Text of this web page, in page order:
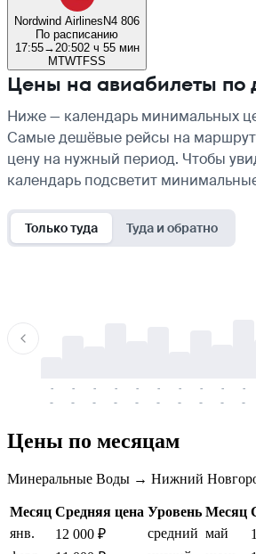
Nordwind AirlinesN4 806
По расписанию
17:55→ 20:502 ч 55 мин
MTWTFSS
Цены на авиабилеты
Ниже — календарь минимальных
Самые дешёвые рейсы на
цену на нужный период. Чтобы
календарь подсветит
Только туда Туда и обратно
-
-
-
-
-
-
-
-
-
-
-
-
-
-
-
-
-
-
-
-
Цены по месяцам
Минеральные Воды → Нижний
Месяц Средняя цена Уровень Месяц
янв.
12 000 ₽ средний май